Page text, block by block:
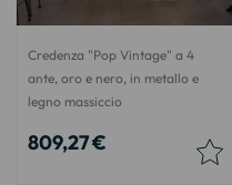
Credenza "Pop Vintage" a 4
ante, oro e nero, in metallo e
legno massiccio
809,27 €